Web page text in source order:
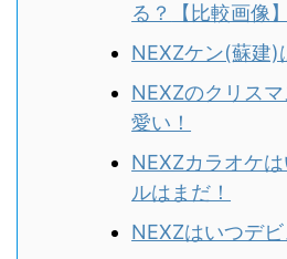
る？
【比較画像】
NEXZケン(蘇建)
NEXZのクリス
愛い！
NEXZカラオケ
ルはまだ！
NEXZはいつデ